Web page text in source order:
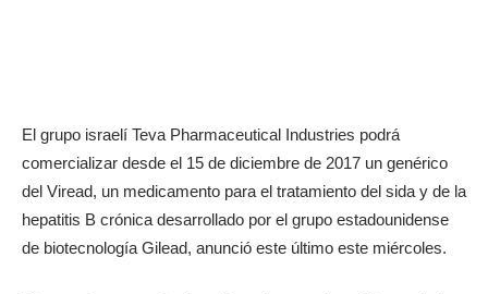
El grupo israelí Teva Pharmaceutical Industries podrá
comercializar desde el 15 de diciembre de 2017 un genérico
del Viread, un medicamento para el tratamiento del sida y de la
hepatitis B crónica desarrollado por el grupo estadounidense
de biotecnología Gilead, anunció este último este miércoles.